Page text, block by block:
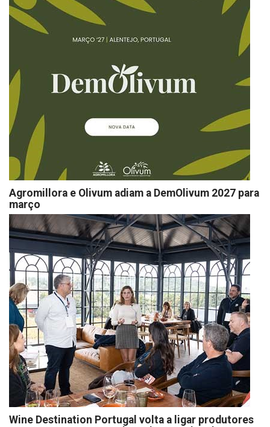
Agromillora e Olivum adiam a DemOlivum 2027 para
março
Wine Destination Portugal volta a ligar produtores